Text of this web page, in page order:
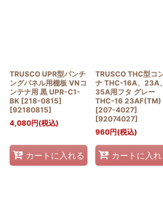
TRUSCO UPR型パンチ
ングパネル用棚板 VNコ
ンテナ用 黒 UPR-C1-
BK [218-0815]
[92180815]
4,080円(税込)
カートに入れる
TRUSCO THC型コ
ナ THC-16A、23A、
35A用フタ グレー
THC-16 23AF(TM)
[207-4027]
[92074027]
960円(税込)
カートに入れ